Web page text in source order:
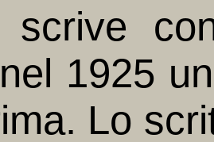
scrive
1925
Lo